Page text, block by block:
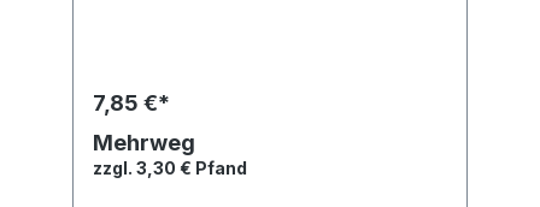
7,85 €*
Mehrweg
zzgl. 3,30 € Pfand